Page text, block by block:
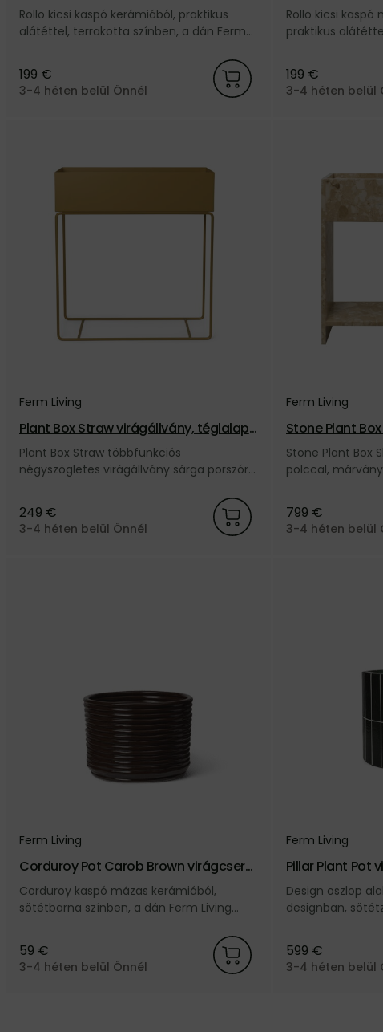
Rollo kicsi kaspó kerámiából, praktikus
alátéttel, terrakotta színben, a dán Ferm
199 €
3-4 héten belül Önnél
öld
Rollo kicsi kaspó
praktikus
199 €
3-4 héten belül
Ferm Living
Plant Box Straw virágállvány, téglalap
alakú – sárga
Plant Box Straw többfunkciós
négyszögletes virágállvány sárga porszórt
249 €
3-4 héten belül Önnél
Ferm Living
Stone Plant
– homokszínű
Stone Plant Box
polccal,
799 €
3-4 héten belül
Ferm Living
Corduroy Pot Carob Brown virágcseré
p – sötétbarna
Corduroy kaspó mázas kerámiából,
sötétbarna színben, a dán Ferm Living
59 €
3-4 héten belül Önnél
Ferm Living
Pillar Plant Pot
Design oszlop
designban,
599 €
3-4 héten belül